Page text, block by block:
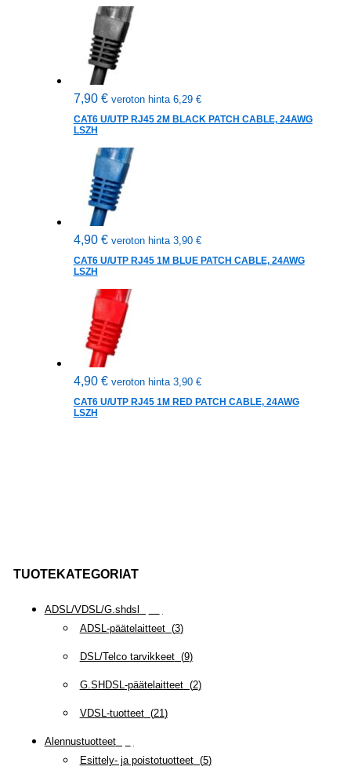
TUOTEKATEGORIAT
ADSL/VDSL/G.shdsl
ADSL-päätelaitteet(3)
DSL/Telco tarvikkeet(9)
G.SHDSL-päätelaitteet(2)
VDSL-tuotteet(21 )
Alennustuotteet(
Esittely- ja poistotuotteet(5)
7,90 € veroton hinta 6,29 €
CAT6 U/UTP RJ45 2M BLACK PATCH CABLE, 24AWG
LSZH
4,90 € veroton hinta 3,90 €
CAT6 U/UTP RJ45 1M BLUE PATCH CABLE, 24AWG
LSZH
4,90 € veroton hinta 3,90 €
CAT6 U/UTP RJ45 1M RED PATCH CABLE, 24AWG
LSZH